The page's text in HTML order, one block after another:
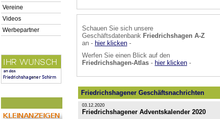
Vereine
Videos
Werbepartner
Schauen Sie sich unsere
Geschäftsdatenbank Friedrichshagen A-Z
an - hier klicken -
Werfen Sie einen Blick auf den
Friedrichshagen-Atlas - hier klicken -
Friedrichshagener Geschäftsnachrichten
03.12.2020
Friedrichshagener Adventskalender 2020